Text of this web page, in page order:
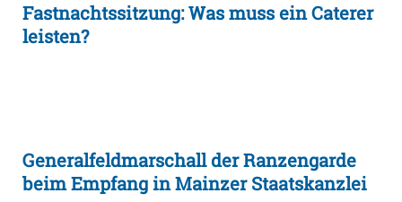
Fastnachtssitzung: Was muss ein Caterer
leisten?
Generalfeldmarschall der Ranzengarde
beim Empfang in Mainzer Staatskanzlei